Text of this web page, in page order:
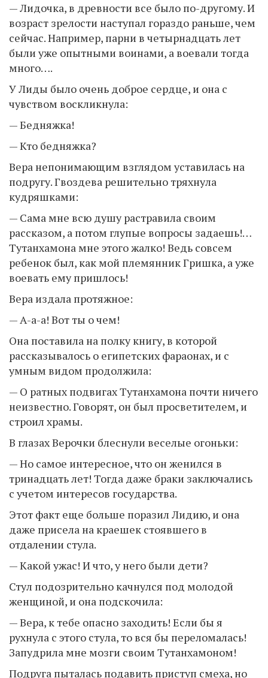
— Лидочка, в древности все было по-другому. И
возраст зрелости наступал гораздо раньше, чем
сейчас. Например, парни в четырнадцать лет
были уже опытными воинами, а воевали тогда
много….
У Лиды было очень доброе сердце, и она с
чувством воскликнула:
— Бедняжка!
— Кто бедняжка?
Вера непонимающим взглядом уставилась на
подругу. Гвоздева решительно тряхнула
кудряшками:
— Сама мне всю душу растравила своим
рассказом, а потом глупые вопросы задаешь!…
Тутанхамона мне этого жалко! Ведь совсем
ребенок был, как мой племянник Гришка, а уже
воевать ему пришлось!
Вера издала протяжное:
— А-а-а! Вот ты о чем!
Она поставила на полку книгу, в которой
рассказывалось о египетских фараонах, и с
умным видом продолжила:
— О ратных подвигах Тутанхамона почти ничего
неизвестно. Говорят, он был просветителем, и
строил храмы.
В глазах Верочки блеснули веселые огоньки:
— Но самое интересное, что он женился в
тринадцать лет! Тогда даже браки заключались
с учетом интересов государства.
Этот факт еще больше поразил Лидию, и она
даже присела на краешек стоявшего в
отдалении стула.
— Какой ужас! И что, у него были дети?
Стул подозрительно качнулся под молодой
женщиной, и она подскочила:
— Вера, к тебе опасно заходить! Если бы я
рухнула с этого стула, то вся бы переломалась!
Запудрила мне мозги своим Тутанхамоном!
Подруга пыталась подавить приступ смеха, но